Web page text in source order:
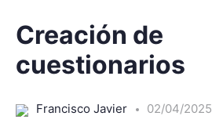
Creación de
cuestionarios
Francisco Javier 02/04/2025